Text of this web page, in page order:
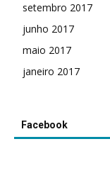
setembro 2017
junho 2017
maio 2017
janeiro 2017
Facebook